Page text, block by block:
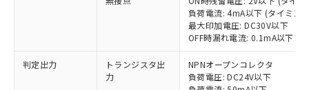
負荷電流: 4mA以下 (タイミン
最大印加電圧: DC30V以下
OFF時漏れ電流: 0.1mA以下 (
判定出力
トランジスタ出
力
NPNオープンコレクタ
負荷電圧: DC24V以下
非含有に対応した製品が提供可能な商品で
対応予定：EU RoHS指令（10物質）の非含
有に対応した製品に切り替える予定のある
商品です。
対応予定なし：EU RoHS指令（10物質）の